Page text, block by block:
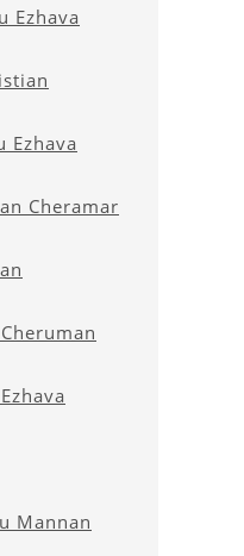
Ezhava
Ezhava
Cheramar
Mannan